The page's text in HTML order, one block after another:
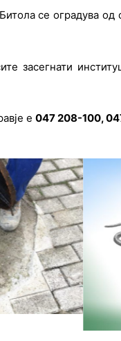
се оградува од
засегнати
е 047 208-100,